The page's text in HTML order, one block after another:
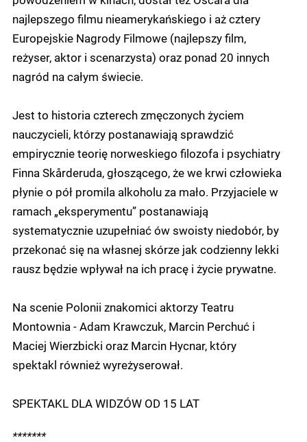
najlepszego filmu nieamerykańskiego i aż cztery
Europejskie Nagrody Filmowe (najlepszy film,
reżyser, aktor i scenarzysta) oraz ponad 20 innych
nagród na całym świecie.
Jest to historia czterech zmęczonych życiem
nauczycieli, którzy postanawiają sprawdzić
empirycznie teorię norweskiego filozofa i psychiatry
Finna Skårderuda, głoszącego, że we krwi człowieka
płynie o pół promila alkoholu za mało. Przyjaciele w
ramach „eksperymentu” postanawiają
systematycznie uzupełniać ów swoisty niedobór, by
przekonać się na własnej skórze jak codzienny lekki
rausz będzie wpływał na ich pracę i życie prywatne.
Na scenie Polonii znakomici aktorzy Teatru
Montownia - Adam Krawczuk, Marcin Perchuć i
Maciej Wierzbicki oraz Marcin Hycnar, który
spektakl również wyreżyserował.
SPEKTAKL DLA WIDZÓW OD 15 LAT
*******